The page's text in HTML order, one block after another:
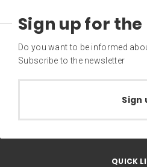
Sign up for
Do you want to be informed
Subscribe to the newsletter
Sign
QUICK